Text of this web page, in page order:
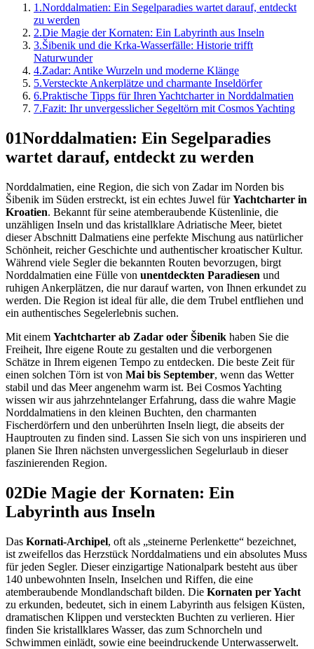
1 .Norddalmatien: Ein Segelparadies wartet darauf, entdeckt
zu werden
2.Die Magie der Kornaten: Ein Labyrinth aus Inseln
3.Šibenik und die Krka-Wasserfälle: Historie trifft
Naturwunder
4.Zadar: Antike Wurzeln und moderne Klänge
5.Versteckte Ankerplätze und charmante Inseldörfer
6.Praktische Tipps für Ihren Yachtcharter in Norddalmatien
7.Fazit: Ihr unvergesslicher Segeltörn mit Cosmos Yachting
01Norddalmatien: Ein Segelparadies
wartet darauf, entdeckt zu werden
Norddalmatien, eine Region, die sich von Zadar im Norden bis
Šibenik im Süden erstreckt, ist ein echtes Juwel fürYachtcharter in
Kroatien. Bekannt für seine atemberaubende Küstenlinie, die
unzähligen Inseln und das kristallklare Adriatische Meer, bietet
dieser Abschnitt Dalmatiens eine perfekte Mischung aus natürlicher
Schönheit, reicher Geschichte und authentischer kroatischer Kultur.
Während viele Segler die bekannten Routen bevorzugen, birgt
Norddalmatien eine Fülle von unentdeckten Paradiesen und
ruhigen Ankerplätzen, die nur darauf warten, von Ihnen erkundet zu
werden. Die Region ist ideal für alle, die dem Trubel entfliehen und
ein authentisches Segelerlebnis suchen.
Mit einem Yachtcharter ab Zadar oder Šibenik haben Sie die
Freiheit, Ihre eigene Route zu gestalten und die verborgenen
Schätze in Ihrem eigenen Tempo zu entdecken. Die beste Zeit für
einen solchen Törn ist von Mai bis September, wenn das Wetter
stabil und das Meer angenehm warm ist. Bei Cosmos Yachting
wissen wir aus jahrzehntelanger Erfahrung, dass die wahre Magie
Norddalmatiens in den kleinen Buchten, den charmanten
Fischerdörfern und den unberührten Inseln liegt, die abseits der
Hauptrouten zu finden sind. Lassen Sie sich von uns inspirieren und
planen Sie Ihren nächsten unvergesslichen Segelurlaub in dieser
faszinierenden Region.
02Die Magie der Kornaten: Ein
Labyrinth aus Inseln
Das Kornati-Archipel, oft als „steinerne Perlenkette“ bezeichnet,
ist zweifellos das Herzstück Norddalmatiens und ein absolutes Muss
für jeden Segler. Dieser einzigartige Nationalpark besteht aus über
140 unbewohnten Inseln, Inselchen und Riffen, die eine
atemberaubende Mondlandschaft bilden. Die Kornaten per Yacht
zu erkunden, bedeutet, sich in einem Labyrinth aus felsigen Küsten,
dramatischen Klippen und versteckten Buchten zu verlieren. Hier
finden Sie kristallklares Wasser, das zum Schnorcheln und
Schwimmen einlädt, sowie eine beeindruckende Unterwasserwelt.